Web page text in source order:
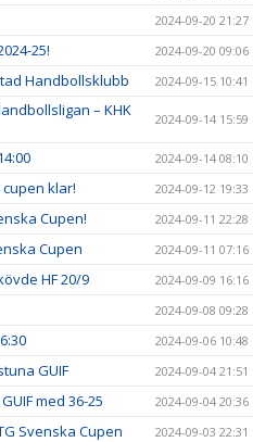
2024-09-20 21:27
25! 2024-09-20 09:06
Handbollsklubb 2024-09-15 10:41
– KHK
2024-09-14 15:59
2024-09-14 08:10
klar! 2024-09-12 19:33
Cupen! 2024-09-11 22:28
Cupen 2024-09-11 07:16
HF 20/9 2024-09-09 16:16
2024-09-08 09:28
2024-09-06 10:48
GUIF 2024-09-04 21:51
med 36-25 2024-09-04 20:36
Svenska Cupen 2024-09-03 22:31